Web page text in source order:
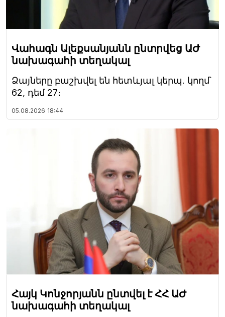
Վահագն Ալեքսանյանն ընտրվեց ԱԺ
նախագահի տեղակալ
Ձայները բաշխվել են հետևյալ կերպ. կողմ՝
62, դեմ 27։
05.08.2026 18:44
Հայկ Կոնջորյանն ընտվել է ՀՀ ԱԺ
նախագահի տեղակալ